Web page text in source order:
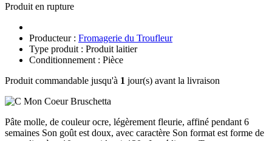
Produit en rupture
Producteur : Fromagerie du Troufleur
Type produit : Produit laitier
Conditionnement : Pièce
Produit commandable jusqu'à 1 jour(s) avant la livraison
Pâte molle, de couleur ocre, légèrement fleurie, affiné pendant 6
semaines Son goût est doux, avec caractère Son format est forme de